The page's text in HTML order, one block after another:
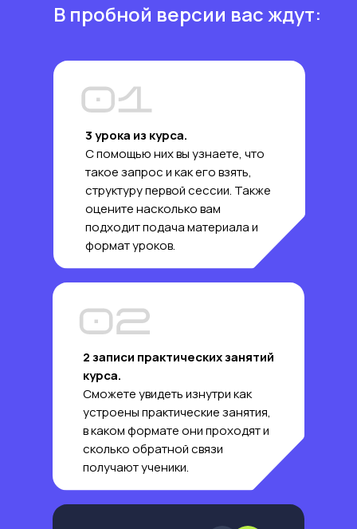
В пробной версии вас ждут:
3 урока из курса.
С помощью них вы узнаете, что
такое запрос и как его взять,
структуру первой сессии. Также
оцените насколько вам
подходит подача материала и
формат уроков.
2 записи практических занятий
курса.
Сможете увидеть изнутри как
устроены практические занятия,
в каком формате они проходят и
сколько обратной связи
получают ученики.